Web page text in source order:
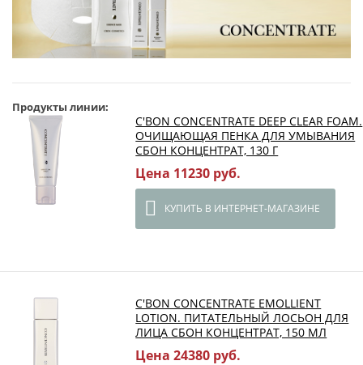
Продукты линии:
C'BON CONCENTRATE DEEP CLEAR FOAM.
ОЧИЩАЮЩАЯ ПЕНКА ДЛЯ УМЫВАНИЯ
СБОН КОНЦЕНТРАТ, 130 Г
Цена 11230 руб.
КУПИТЬ В ИНТЕРНЕТ-МАГАЗИНЕ
C'BON CONCENTRATE EMOLLIENT
LOTION. ПИТАТЕЛЬНЫЙ ЛОСЬОН ДЛЯ
ЛИЦА СБОН КОНЦЕНТРАТ, 150 МЛ
Цена 24380 руб.